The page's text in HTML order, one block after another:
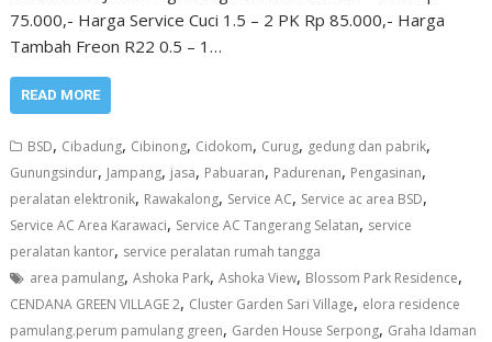
75.000,- Harga Service Cuci 1.5 – 2 PK Rp 85.000,- Harga
Tambah Freon R22 0.5 – 1…
READ MORE
BSD, Cibadung, Cibinong, Cidokom, Curug, gedung dan pabrik,
Gunungsindur, Jampang, jasa, Pabuaran, Padurenan, Pengasinan,
peralatan elektronik, Rawakalong, Service AC, Service ac area BSD,
Service AC Area Karawaci, Service AC Tangerang Selatan, service
peralatan kantor, service peralatan rumah tangga
area pamulang,Ashoka Park,Ashoka View, Blossom Park Residence,
CENDANA GREEN VILLAGE 2, Cluster Garden Sari Village, elora residence
pamulang.perum pamulang green, Garden House Serpong, Graha Idaman